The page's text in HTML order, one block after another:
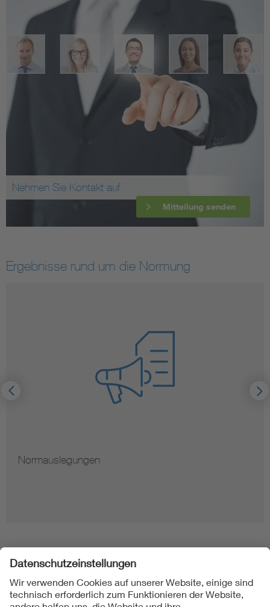
Nehmen Sie Kontakt auf
Mitteilung senden
Ergebnisse rund um die Normung
Normauslegungen
Folgen Sie uns